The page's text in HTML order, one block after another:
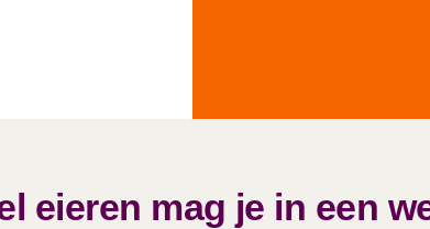
eieren mag je in een